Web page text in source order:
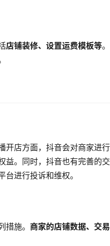
店铺装修、设置运费模板等
开店方面，抖音会对商家进
益。同时，抖音也有完善的
进行投诉和维权。
措施。商家的店铺数据、交